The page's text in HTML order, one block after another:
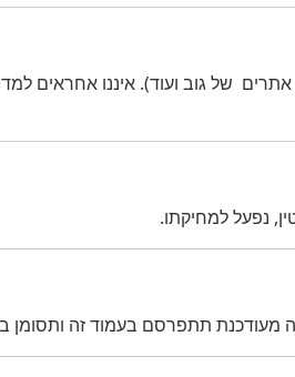
של גוב ועוד). איננו אחראים
מעודכנת תתפרסם בעמוד זה ותסומן